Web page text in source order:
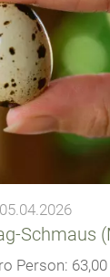
05.04.2026
Schmaus
Person: 63,00